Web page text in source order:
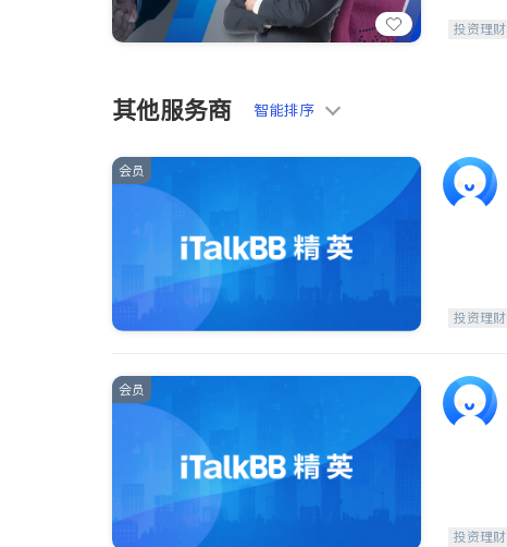
投资理财
其他服务商 智能排序
会员
投资理财
会员
投资理财